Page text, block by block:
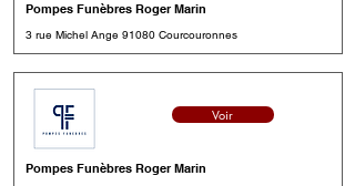
Pompes Funèbres Roger Marin
3 rue Michel Ange 91080 Courcouronnes
Voir
Pompes Funèbres Roger Marin